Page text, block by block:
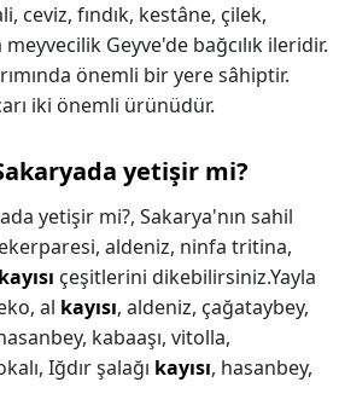
ceviz, fındık, kestâne, çilek,
Geyve'de bağcılık ileridir.
önemli bir yere sâhiptir.
iki önemli ürünüdür.
yetişir mi?
yetişir mi?, Sakarya'nın sahil
aldeniz, ninfa tritina,
kayısı çeşitlerini dikebilirsiniz.Yayla
al kayısı, aldeniz, çağataybey,
kabaaşı, vitolla,
Iğdır şalağı kayısı, hasanbey,